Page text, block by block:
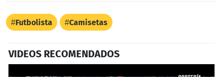
Futbolista Camisetas
VIDEOS RECOMENDADOS